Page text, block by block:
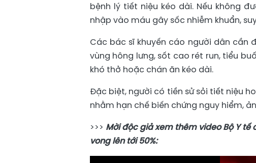
bệnh lý tiết niệu kéo dài. Nếu không
nhập vào máu gây sốc nhiễm khuẩn,
Các bác sĩ khuyến cáo người dân cần
vùng hông lưng, sốt cao rét run, tiểu
khó thở hoặc chán ăn kéo dài.
Đặc biệt, người có tiền sử sỏi tiết niệu
nhằm hạn chế biến chứng nguy hiểm,
>>> Mời độc giả xem thêm video Bộ Y
vong lên tới 50%: